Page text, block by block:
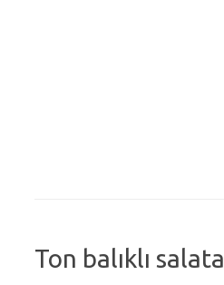
Ton balıklı salata